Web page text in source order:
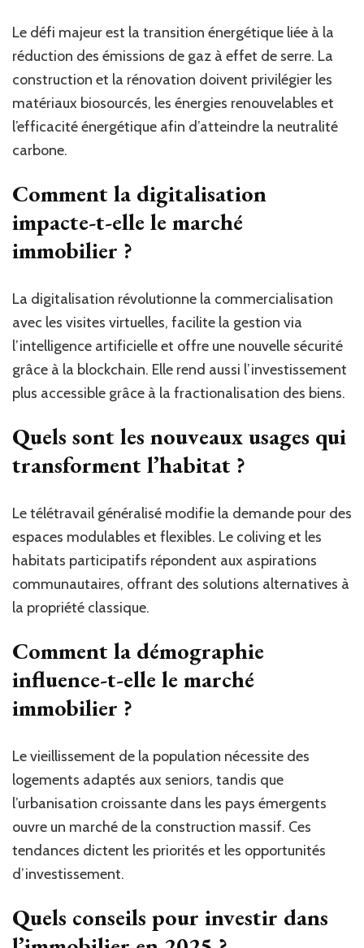
Le défi majeur est la transition énergétique liée à la
réduction des émissions de gaz à effet de serre. La
construction et la rénovation doivent privilégier les
matériaux biosourcés, les énergies renouvelables et
l’efficacité énergétique afin d’atteindre la neutralité
carbone.
Comment la digitalisation
impacte-t-elle le marché
immobilier ?
La digitalisation révolutionne la commercialisation
avec les visites virtuelles, facilite la gestion via
l’intelligence artificielle et offre une nouvelle sécurité
grâce à la blockchain. Elle rend aussi l’investissement
plus accessible grâce à la fractionalisation des biens.
Quels sont les nouveaux usages qui
transforment l’habitat ?
Le télétravail généralisé modifie la demande pour des
espaces modulables et flexibles. Le coliving et les
habitats participatifs répondent aux aspirations
communautaires, offrant des solutions alternatives à
la propriété classique.
Comment la démographie
influence-t-elle le marché
immobilier ?
Le vieillissement de la population nécessite des
logements adaptés aux seniors, tandis que
l’urbanisation croissante dans les pays émergents
ouvre un marché de la construction massif. Ces
tendances dictent les priorités et les opportunités
d’investissement.
Quels conseils pour investir dans